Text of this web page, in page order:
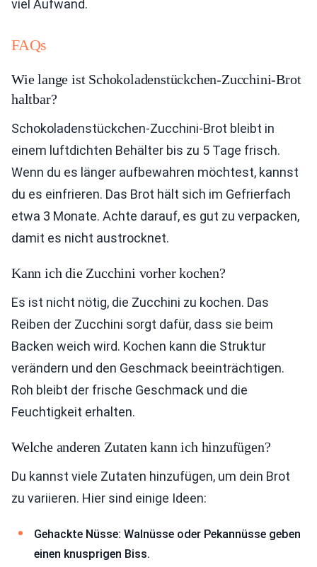
viel Aufwand.
FAQs
Wie lange ist Schokoladenstückchen-Zucchini-Brot
haltbar?
Schokoladenstückchen-Zucchini-Brot bleibt in
einem luftdichten Behälter bis zu 5 Tage frisch.
Wenn du es länger aufbewahren möchtest, kannst
du es einfrieren. Das Brot hält sich im Gefrierfach
etwa 3 Monate. Achte darauf, es gut zu verpacken,
damit es nicht austrocknet.
Kann ich die Zucchini vorher kochen?
Es ist nicht nötig, die Zucchini zu kochen. Das
Reiben der Zucchini sorgt dafür, dass sie beim
Backen weich wird. Kochen kann die Struktur
verändern und den Geschmack beeinträchtigen.
Roh bleibt der frische Geschmack und die
Feuchtigkeit erhalten.
Welche anderen Zutaten kann ich hinzufügen?
Du kannst viele Zutaten hinzufügen, um dein Brot
zu variieren. Hier sind einige Ideen:
Gehackte Nüsse: Walnüsse oder Pekannüsse geben
einen knusprigen Biss.